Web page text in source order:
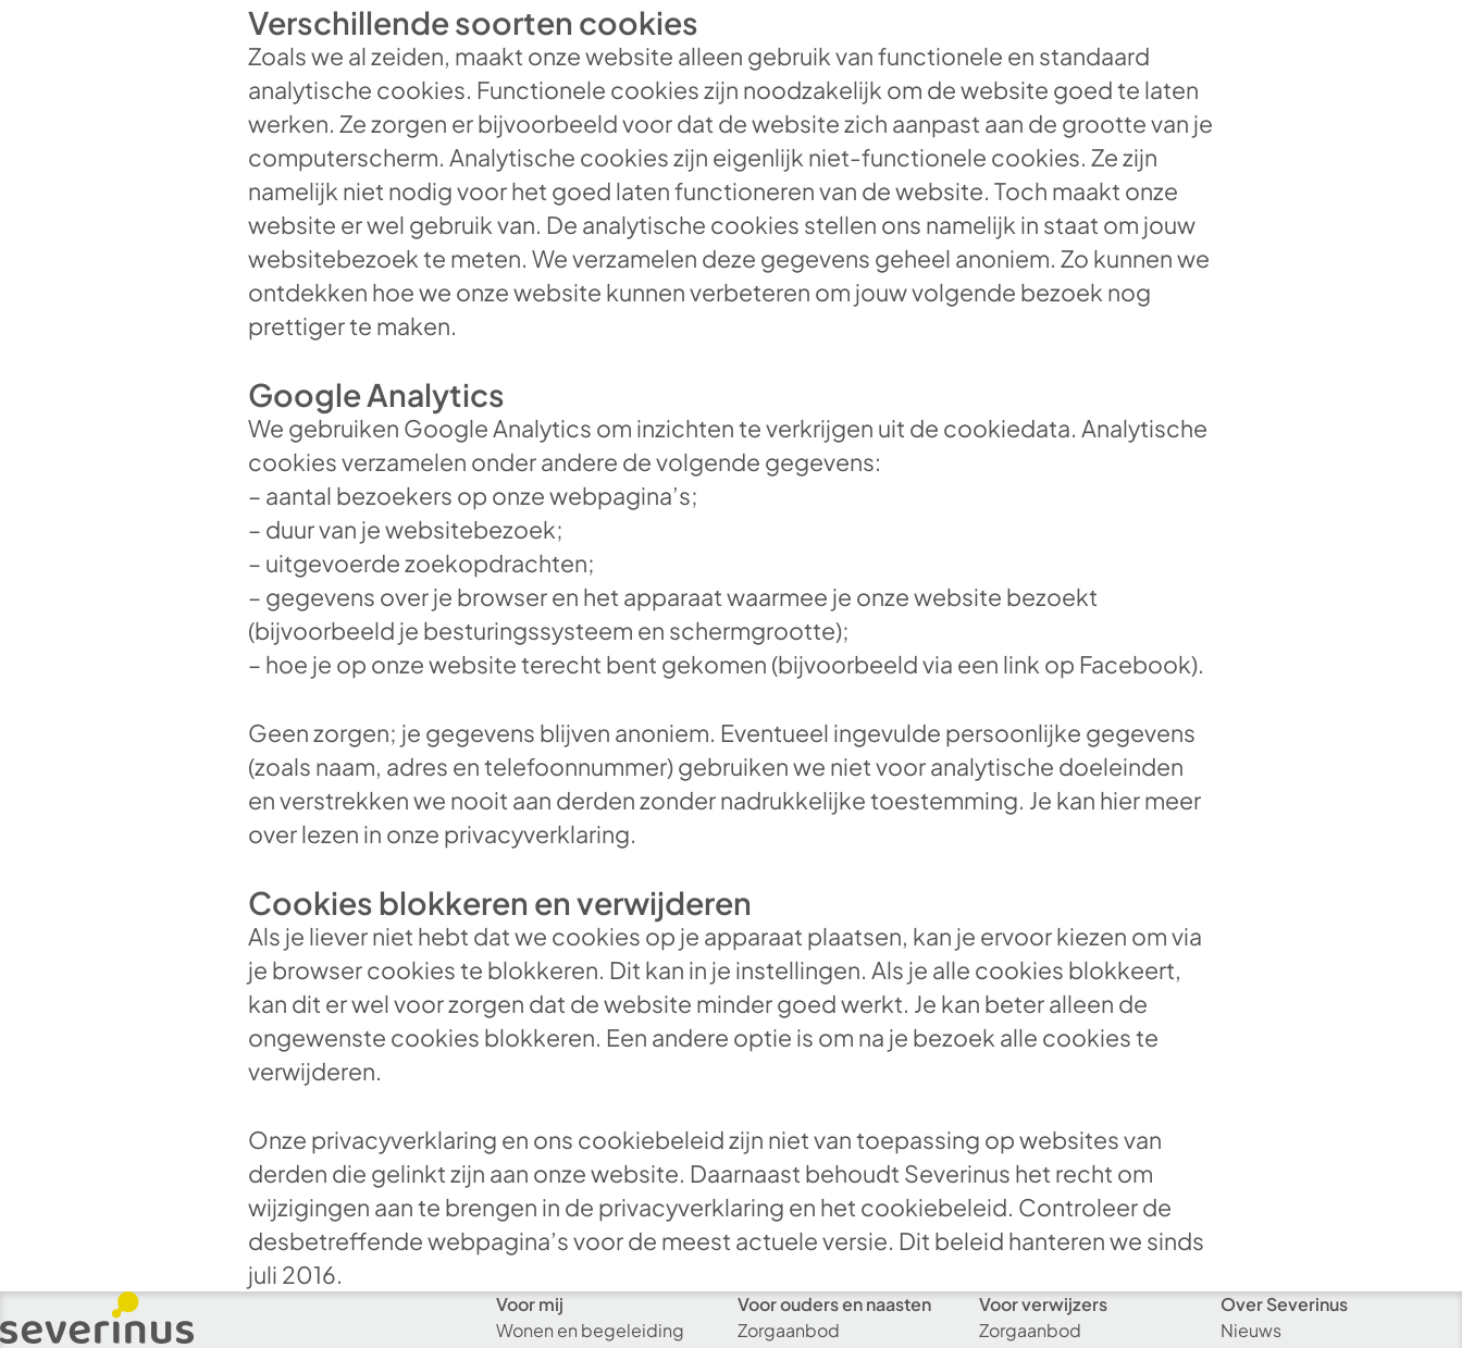
Verschillende soorten cookies
Zoals we al zeiden, maakt onze website alleen gebruik van functionele en standaard
analytische cookies. Functionele cookies zijn noodzakelijk om de website goed te laten
werken. Ze zorgen er bijvoorbeeld voor dat de website zich aanpast aan de grootte van je
computerscherm. Analytische cookies zijn eigenlijk niet-functionele cookies. Ze zijn
namelijk niet nodig voor het goed laten functioneren van de website. Toch maakt onze
website er wel gebruik van. De analytische cookies stellen ons namelijk in staat om jouw
websitebezoek te meten. We verzamelen deze gegevens geheel anoniem. Zo kunnen we
ontdekken hoe we onze website kunnen verbeteren om jouw volgende bezoek nog
prettiger te maken.
Google Analytics
We gebruiken Google Analytics om inzichten te verkrijgen uit de cookiedata. Analytische
cookies verzamelen onder andere de volgende gegevens:
– aantal bezoekers op onze webpagina’s;
– duur van je websitebezoek;
– uitgevoerde zoekopdrachten;
– gegevens over je browser en het apparaat waarmee je onze website bezoekt
(bijvoorbeeld je besturingssysteem en schermgrootte);
– hoe je op onze website terecht bent gekomen (bijvoorbeeld via een link op Facebook).
Geen zorgen; je gegevens blijven anoniem. Eventueel ingevulde persoonlijke gegevens
(zoals naam, adres en telefoonnummer) gebruiken we niet voor analytische doeleinden
en verstrekken we nooit aan derden zonder nadrukkelijke toestemming. Je kan hier meer
over lezen in onze privacyverklaring.
Cookies blokkeren en verwijderen
Als je liever niet hebt dat we cookies op je apparaat plaatsen, kan je ervoor kiezen om via
je browser cookies te blokkeren. Dit kan in je instellingen. Als je alle cookies blokkeert,
kan dit er wel voor zorgen dat de website minder goed werkt. Je kan beter alleen de
ongewenste cookies blokkeren. Een andere optie is om na je bezoek alle cookies te
verwijderen.
Onze privacyverklaring en ons cookiebeleid zijn niet van toepassing op websites van
derden die gelinkt zijn aan onze website. Daarnaast behoudt Severinus het recht om
wijzigingen aan te brengen in de privacyverklaring en het cookiebeleid. Controleer de
desbetreffende webpagina’s voor de meest actuele versie. Dit beleid hanteren we sinds
juli 2016.
Voor mij
Wonen en begeleiding
Voor ouders en naasten
Zorgaanbod
Voor verwijzers
Zorgaanbod
Over Severinus
Nieuws